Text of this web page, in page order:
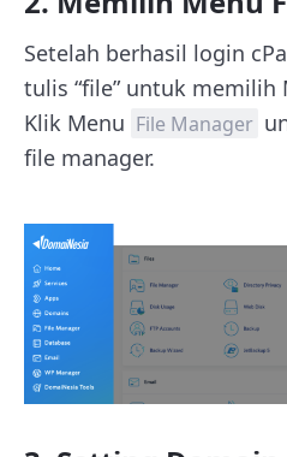
Setelah berhasil login
tulis “file” untuk memilih
Klik Menu File Manager
file manager.